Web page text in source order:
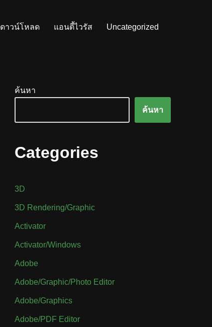
ดาวน์โหลด แอนตี้ไวรัส Uncategorized
ค้นหา
ค้นหา
Categories
3D
3D Rendering/Graphic
Activator
Activator/Windows
Adobe
Adobe/Graphic/Photo Editor
Adobe/Graphics
Adobe/PDF Editor